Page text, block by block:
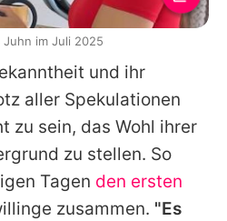
und ihr
aller Spekulationen
zu sein, das Wohl ihrer
zu stellen. So
Tagen den ersten
zusammen. "Es
Juhn im Juli 2025